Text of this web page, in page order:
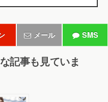
メール SMS
記事も見ていま